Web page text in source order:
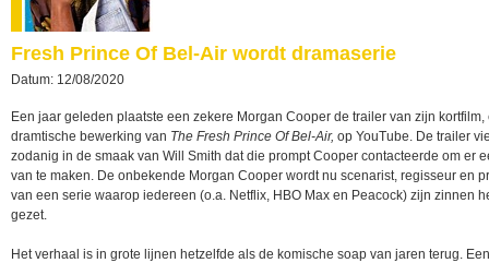
Fresh Prince Of Bel-Air wordt dramaserie
Datum: 12/08/2020
Een jaar geleden plaatste een zekere Morgan Cooper de trailer van zijn kortfilm,
dramtische bewerking van The Fresh Prince Of Bel-Air, op YouTube. De trailer
zodanig in de smaak van Will Smith dat die prompt Cooper contacteerde om er
van te maken. De onbekende Morgan Cooper wordt nu scenarist, regisseur en
van een serie waarop iedereen (o.a. Netflix, HBO Max en Peacock) zijn zinnen
gezet.
Het verhaal is in grote lijnen hetzelfde als de komische soap van jaren terug.